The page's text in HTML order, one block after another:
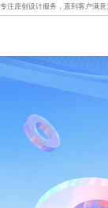
专注原创设计服务，直到客户满意